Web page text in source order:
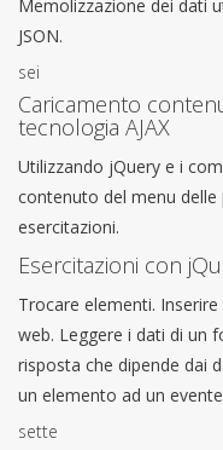
Memolizzazione dei dati
JSON.
sei
Caricamento
tecnologia AJAX
Utilizzando jQuery e i
contenuto del menu
esercitazioni.
Esercitazioni con
Trocare elementi.
web. Leggere i dati di un
risposta che dipende dai
un elemento ad un
sette